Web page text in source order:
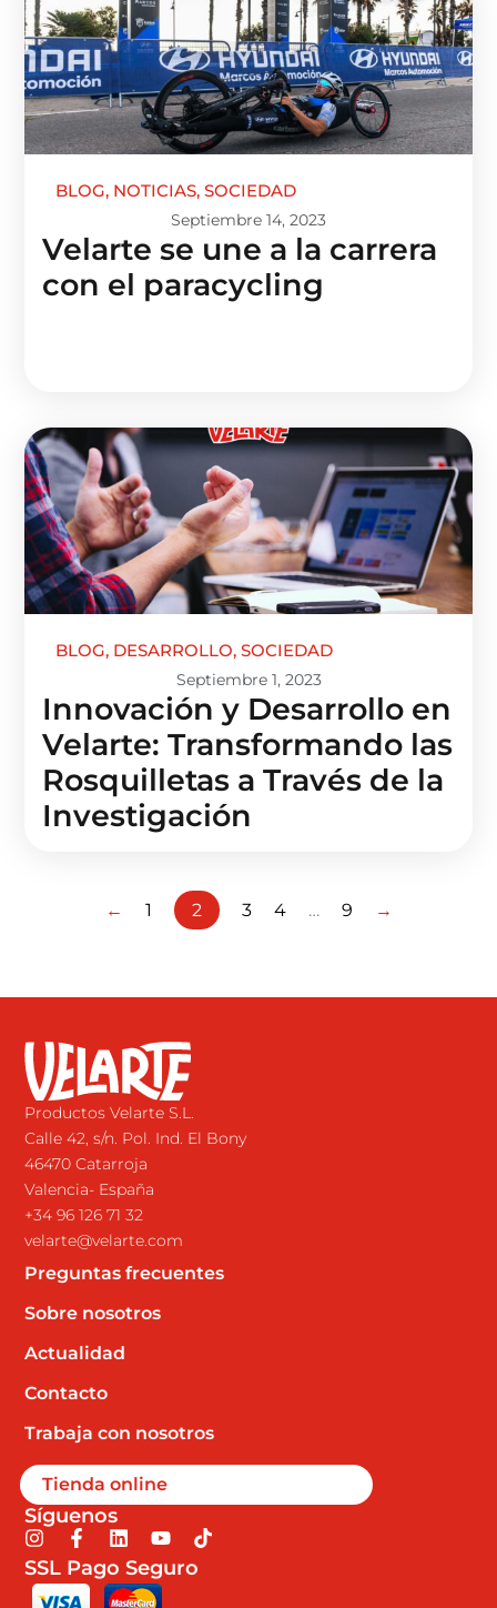
BLOG, NOTICIAS,SOCIEDAD
Septiembre 14, 2023
Velarte se une a la carrera
con el paracycling
BLOG, DESARROLLO,SOCIEDAD
Septiembre 1, 2023
Innovación y Desarrollo en
Velarte: Transformando las
Rosquilletas a Través de la
Investigación
← 1 2 3 4 … 9 →
Productos Velarte S.L.
Calle 42, s/n. Pol. Ind. El Bony
46470 Catarroja
Valencia- España
+34 96 126 71 32
velarte@velarte.com
Preguntas frecuentes
Sobre nosotros
Actualidad
Contacto
Trabaja con nosotros
Tienda online
Síguenos
I
n
s
t
F
a
c
e
L
n
k
Y
u
t
T
SSL Pago Seguro